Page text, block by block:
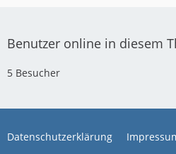
Benutzer online in diesem
5 Besucher
Datenschutzerklärung